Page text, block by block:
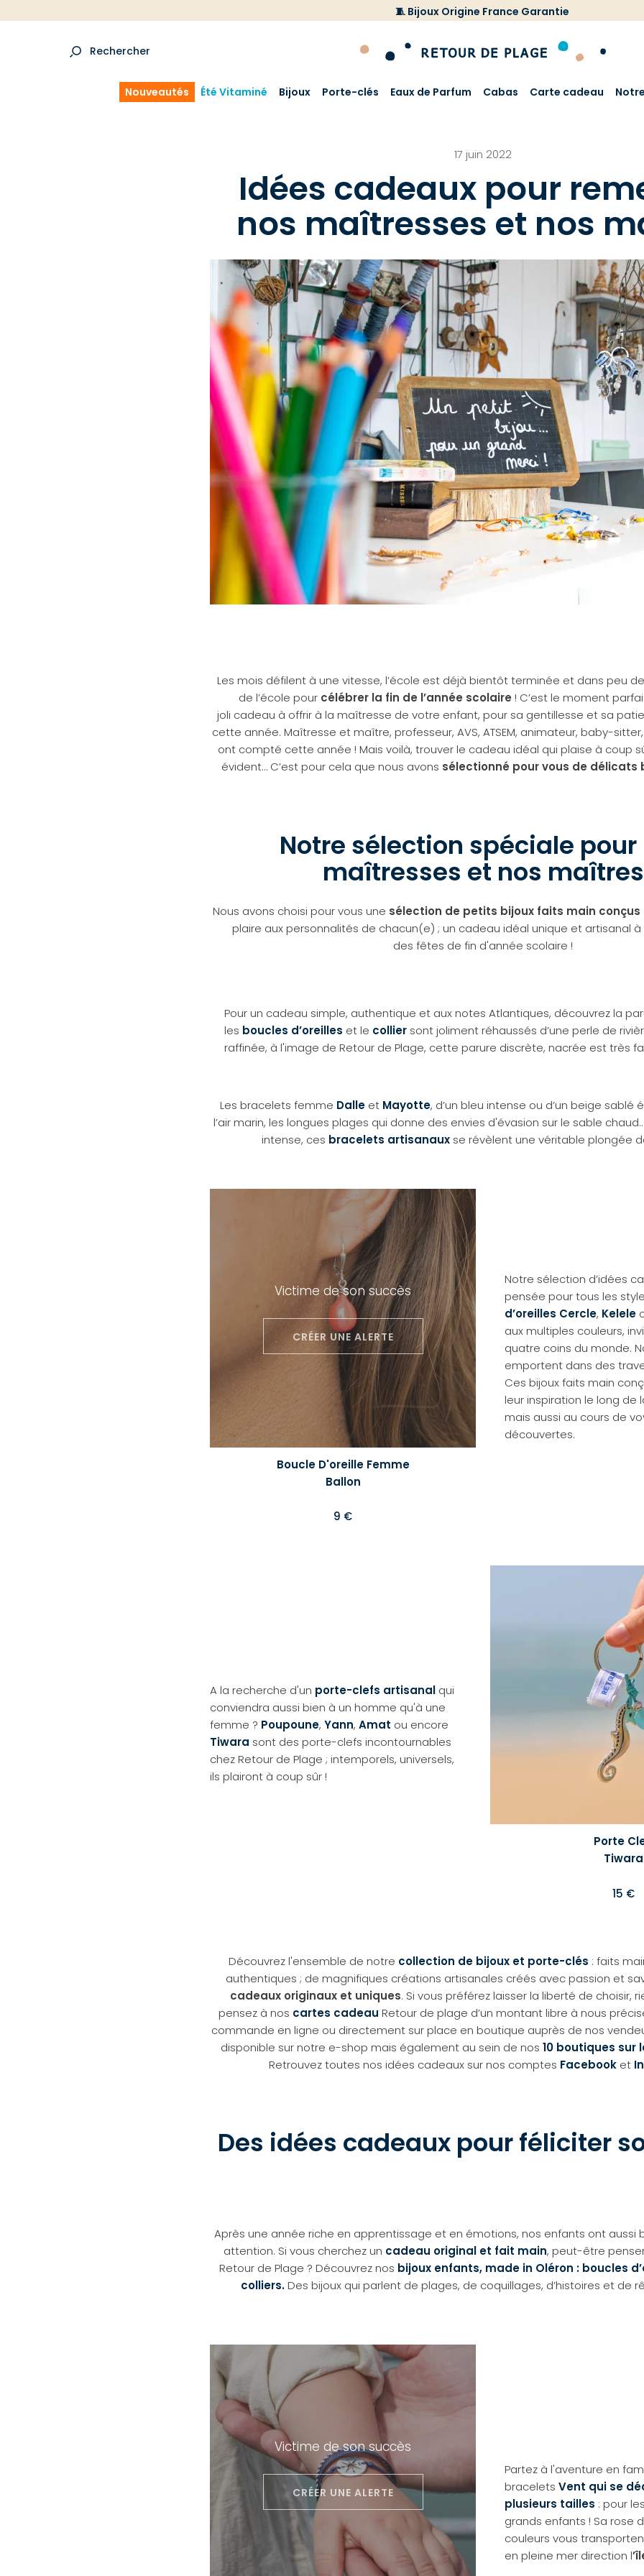
🧵 Bijoux Origine France Garantie
Rechercher
Nouveautés Été Vitaminé Bijoux Porte-clés Eaux de Parfum Cabas Carte cadeau
17 juin 2022
Idées cadeaux pour
nos maîtresses et nos
Les mois défilent à une vitesse, l’école est déjà bientôt terminée et dans peu
de l’école pour célébrer la fin de l’année scolaire ! C’est le moment
joli cadeau à offrir à la maîtresse de votre enfant, pour sa gentillesse et sa
cette année. Maîtresse et maître, professeur, AVS, ATSEM, animateur, baby-
ont compté cette année ! Mais voilà, trouver le cadeau idéal qui plaise à coup
évident… C’est pour cela que nous avons sélectionné pour vous de délicats
Notre sélection spéciale pour
maîtresses et nos maîtres
Nous avons choisi pour vous une sélection de petits bijoux faits main conçus
plaire aux personnalités de chacun(e) ; un cadeau idéal unique et artisanal
des fêtes de fin d'année scolaire !
Pour un cadeau simple, authentique et aux notes Atlantiques, découvrez la
les boucles d’oreilles et le collier sont joliment réhaussés d’une perle de
raffinée, à l'image de Retour de Plage, cette parure discrète, nacrée est très
Les bracelets femme Dalle et Mayotte, d’un bleu intense ou d’un beige sablé
l’air marin, les longues plages qui donne des envies d'évasion sur le sable
intense, ces bracelets artisanaux se révèlent une véritable plongée
Notre sélection d’idées
pensée pour tous les
d’oreilles Cercle, Kelele
aux multiples couleurs,
quatre coins du monde.
emportent dans des
Ces bijoux faits main
leur inspiration le long de
mais aussi au cours de
découvertes.
Victime de son succès
CRÉER UNE ALERTE
Boucle D'oreille Femme
Ballon
9 €
A la recherche d'un porte-clefs artisanal qui
conviendra aussi bien à un homme qu'à une
femme ? Poupoune, Yann, Amat ou encore
Tiwara sont des porte-clefs incontournables
chez Retour de Plage ; intemporels, universels,
ils plairont à coup sûr !
Porte
Tiwara
15 €
Découvrez l'ensemble de notre collection de bijoux et porte-clés : faits
authentiques ; de magnifiques créations artisanales créés avec passion et
cadeaux originaux et uniques. Si vous préférez laisser la liberté de choisir,
pensez à nos cartes cadeau Retour de plage d’un montant libre à nous
commande en ligne ou directement sur place en boutique auprès de nos
disponible sur notre e-shop mais également au sein de nos 10 boutiques
Retrouvez toutes nos idées cadeaux sur nos comptes Facebook et
Des idées cadeaux pour féliciter
Après une année riche en apprentissage et en émotions, nos enfants ont aussi
attention. Si vous cherchez un cadeau original et fait main, peut-être
Retour de Plage ? Découvrez nos bijoux enfants, made in Oléron : boucles
colliers. Des bijoux qui parlent de plages, de coquillages, d’histoires et de
Partez à l'aventure en
bracelets Vent qui se
plusieurs tailles : pour
grands enfants ! Sa rose
couleurs vous
en pleine mer direction l
Victime de son succès
CRÉER UNE ALERTE